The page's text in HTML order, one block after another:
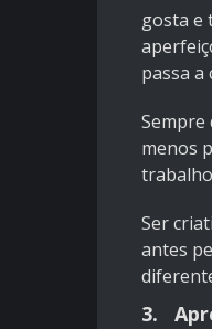
gosta e
passa
Sempre
menos
Ser
antes
3.